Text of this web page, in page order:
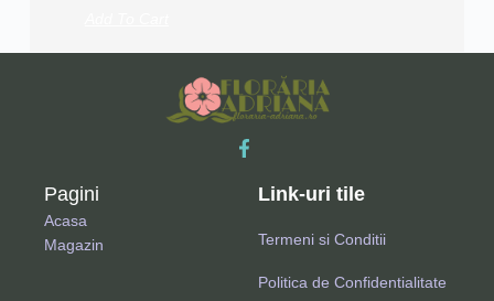
Pagini
Acasa
Magazin
Link-uri tile
Termeni si Conditii
Politica de Confidentialitate